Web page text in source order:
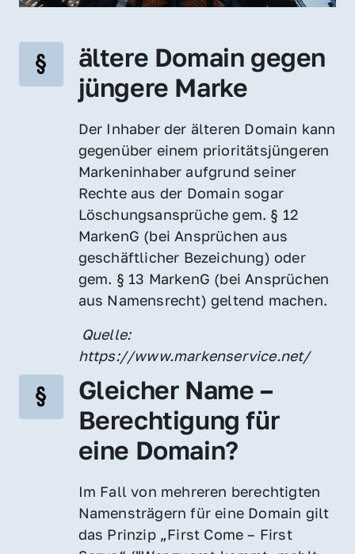
ältere Domain gegen
jüngere Marke
Der Inhaber der älteren Domain kann
gegenüber einem prioritätsjüngeren
Markeninhaber aufgrund seiner
Rechte aus der Domain sogar
Löschungsansprüche gem. § 12
MarkenG (bei Ansprüchen aus
geschäftlicher Bezeichung) oder
gem. § 13 MarkenG (bei Ansprüchen
aus Namensrecht) geltend machen.
https://www.markenservice.net/
Gleicher Name –
Berechtigung für
eine Domain?
Im Fall von mehreren berechtigten
Namensträgern für eine Domain gilt
das Prinzip „First Come – First